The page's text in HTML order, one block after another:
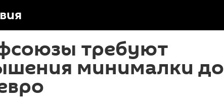
требуют
минималки до